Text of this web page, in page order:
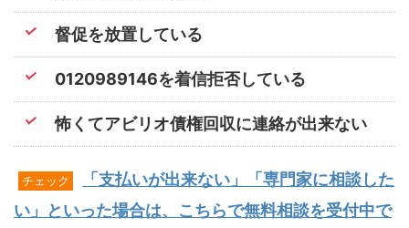
督促を放置している
0120989146を着信拒否している
怖くてアビリオ債権回収に連絡が出来ない
チェック
「支払いが出来ない」「専門家に相談した
い」といった場合は、こちらで無料相談を受付中で